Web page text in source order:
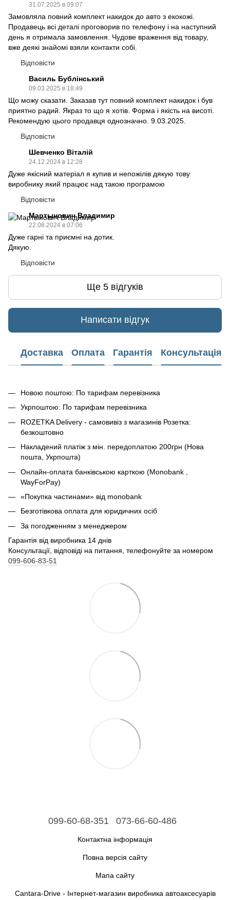
31.07.2025 в 09:07
Замовляла повний комплект накидок до авто з екокожі.
Продавець всі деталі проговорив по телефону і на наступний
день я отримала замовлення. Чудове враження від товару,
вже деякі знайомі взяли контакти собі.
Відповісти
Василь Бублінський
09.03.2025 в 18:49
Що можу сказати. Заказав тут повний комплект накидок і був
приятно радий. Якраз то що я хотів. Форма і якість на висоті.
Рекомендую цього продавця однозначно. 9.03.2025.
Відповісти
Шевченко Віталій
24.12.2024 в 12:28
Дуже якісний матеріал я купив и непожілів дякую тову
виробнику який працює над такою програмою
Відповісти
Мартынович Владимир
22.08.2024 в 07:06
Дуже гарні та приємні на дотик.
Дякую.
Відповісти
Ще 5 відгуків
Написати відгук
Доставка Оплата Гарантія Консультація
Новою поштою: По тарифам перевізника
Укрпоштою: По тарифам перевізника
ROZETKA Delivery - самовивіз з магазинів Розетка:
безкоштовно
Накладений платіж з мін. передоплатою 200грн (Нова
пошта, Укрпошта)
Онлайн-оплата банківською карткою (Monobank ,
WayForPay)
«Покупка частинами» від monobank
Безготівкова оплата для юридичних осіб
За погодженням з менеджером
Гарантія від виробника 14 днів
Консультації, відповіді на питання, телефонуйте за номером
099-606-83-51
099-60-68-351 073-66-60-486
Контактна інформація
Повна версія сайту
Мапа сайту
Cantara-Drive - Інтернет-магазин виробника автоаксесуарів